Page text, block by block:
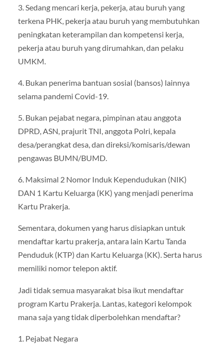
3. Sedang mencari kerja, pekerja, atau buruh yang
terkena PHK, pekerja atau buruh yang membutuhkan
peningkatan keterampilan dan kompetensi kerja,
pekerja atau buruh yang dirumahkan, dan pelaku
UMKM.
4. Bukan penerima bantuan sosial (bansos) lainnya
selama pandemi Covid-19.
5. Bukan pejabat negara, pimpinan atau anggota
DPRD, ASN, prajurit TNI, anggota Polri, kepala
desa/perangkat desa, dan direksi/komisaris/dewan
pengawas BUMN/BUMD.
6. Maksimal 2 Nomor Induk Kependudukan (NIK)
DAN 1 Kartu Keluarga (KK) yang menjadi penerima
Kartu Prakerja.
Sementara, dokumen yang harus disiapkan untuk
mendaftar kartu prakerja, antara lain Kartu Tanda
Penduduk (KTP) dan Kartu Keluarga (KK). Serta harus
memiliki nomor telepon aktif.
Jadi tidak semua masyarakat bisa ikut mendaftar
program Kartu Prakerja. Lantas, kategori kelompok
mana saja yang tidak diperbolehkan mendaftar?
1. Pejabat Negara